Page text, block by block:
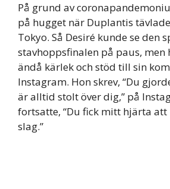
På grund av
på hugget när Duplantis
Tokyo. Så Desiré kunde se den
stavhoppsfinalen på paus, men
ändå kärlek och stöd till sin
Instagram. Hon skrev, “Du
är alltid stolt över dig,” på
fortsatte, “Du fick mitt hjärta
slag.”